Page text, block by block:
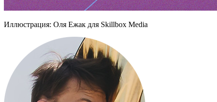
Иллюстрация: Оля Ежак для Skillbox Media